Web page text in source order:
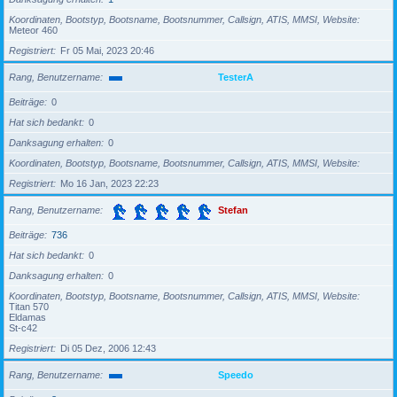
Koordinaten, Bootstyp, Bootsname, Bootsnummer, Callsign, ATIS, MMSI, Website
Meteor 460
Registriert
Fr 05 Mai, 2023 20:46
Rang, Benutzername TesterA
Beiträge
0
Hat sich bedankt
0
Danksagung erhalten
0
Koordinaten, Bootstyp, Bootsname, Bootsnummer, Callsign, ATIS, MMSI, Website
Registriert
Mo 16 Jan, 2023 22:23
Rang, Benutzername Stefan
Beiträge
736
Hat sich bedankt
0
Danksagung erhalten
0
Koordinaten, Bootstyp, Bootsname, Bootsnummer, Callsign, ATIS, MMSI, Website
Titan 570
Eldamas
St-c42
Registriert
Di 05 Dez, 2006 12:43
Rang, Benutzername Speedo